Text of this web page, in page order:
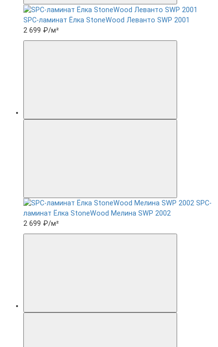
SPC-ламинат Ëлка StoneWood Леванто SWP 2001
2 699 ₽/м²
SPC-
ламинат Ëлка StoneWood Мелина SWP 2002
2 699 ₽/м²